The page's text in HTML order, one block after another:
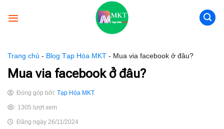
Trang chủ - Blog Tạp Hóa MKT - Mua via facebook ở đâu?
Mua via facebook ở đâu?
Đóng góp bởi: Tạp Hóa MKT
1305 lượt xem
Đăng ngày 26/11/2024